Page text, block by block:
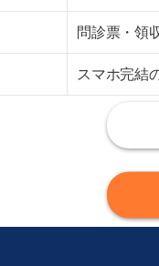
問診票・領
スマホ完結